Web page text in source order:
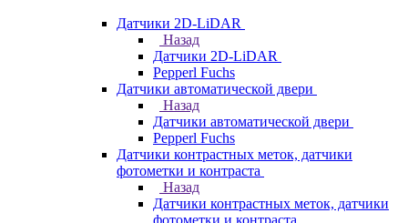
Датчики 2D-LiDAR
Назад
Датчики 2D-LiDAR
Pepperl Fuchs
Датчики автоматической двери
Назад
Датчики автоматической двери
Pepperl Fuchs
Датчики контрастных меток, датчики
фотометки и контраста
Назад
Датчики контрастных меток, датчики